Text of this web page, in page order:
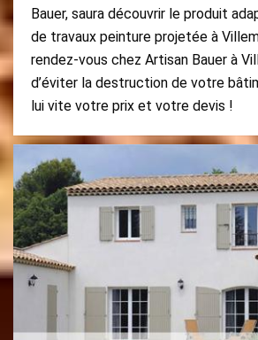
Bauer, saura découvrir le produit
de travaux peinture projetée à
rendez-vous chez Artisan Bauer à
d’éviter la destruction de votre
lui vite votre prix et votre devis !